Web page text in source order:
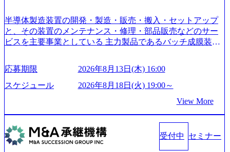
着けたい方でも幅広に経験を積みたい方でも、キャリア形
成が柔軟に可能な環境である。 https://storage.googleapis.com/
our-vision-production.appspot.com/public/images/20240925204135
_93b1bff3-f71c-4bc9-8bd9-72a8a4826007_1200x554.webp https://
mages/20250502152751_46c65543-87ef-4e86-a85a-8649e1c532f9
_956x512.webp https://storage.googleapis.com/our-vision-producti
on.appspot.com/public/images/20250502152804_ba6aaa1a-9ffc-4f
m/our-vision-production.appspot.com/public/images/202505021528
ンプレクス社は、FinTech領域に強みを持つITコンサルティ
ング会社で、NRI、NTTDATAと同じく世界のFinTech Ranki
ngsTop 100企業にも選出されている。ITコンサルティング、
半導体製造装置の開発・製造・販売・搬入・セットアップ
と、その装置のメンテナンス・修理・部品販売などのサー
ビスを主要事業としている 主力製品であるバッチ成膜装置
世界トップクラスのシェアを有している 技術と対話を通じ
て未来を創造し、社会課題の解決に貢献することを目指し
ている Mission:私たちの技術/私たちの対話 Vision:夢を未来
話 IoT社会の浸透、AIの加速等により半導体需要は世界中で
急伸長しており、それに伴い半導体製造装置の需要も伸長
中 https://storage.googleapis.com/our-vision-production.appspot.co
m/public/images/20260224131045_0fee4978-bb25-43a7-a367-542
6b95cd599_1200x543.webp https://storage.googleapis.com/our-visi
応募期限
2026年8月13日(木) 16:00
スケジュール
2026年8月18日(火) 19:00～
View More
受付中 セミナー